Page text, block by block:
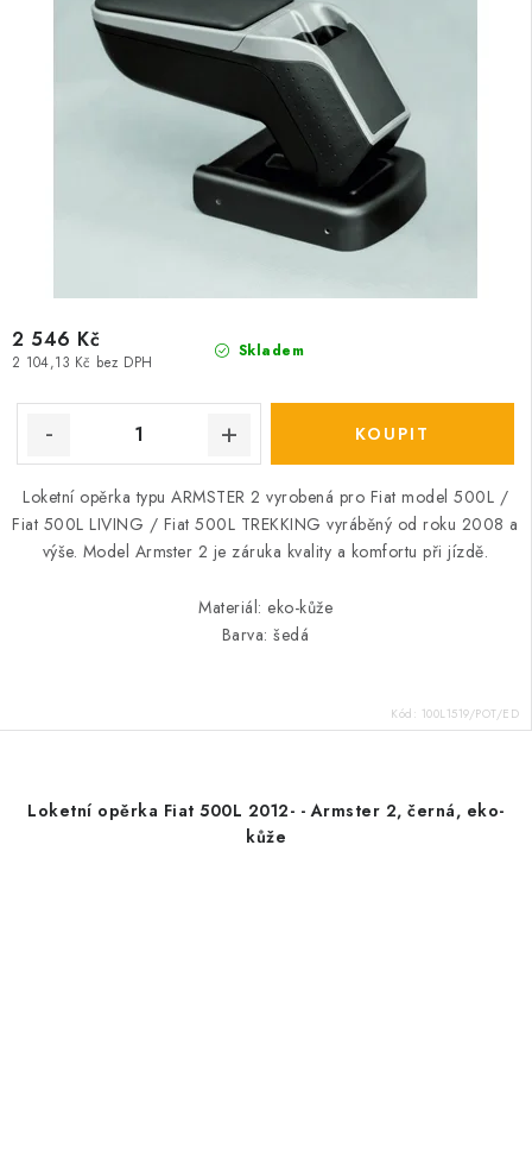
Skladem
2 104,13 Kč bez DPH
2 546 Kč
Loketní opěrka typu ARMSTER 2 vyrobená pro Fiat model 500L /
Fiat 500L LIVING / Fiat 500L TREKKING vyráběný od roku 2008 a
výše. Model Armster 2 je záruka kvality a komfortu při jízdě.
Materiál: eko-kůže
Barva: šedá
Kód: 100L1519/POT/ED
Loketní opěrka Fiat 500L 2012- - Armster 2, černá, eko-
kůže